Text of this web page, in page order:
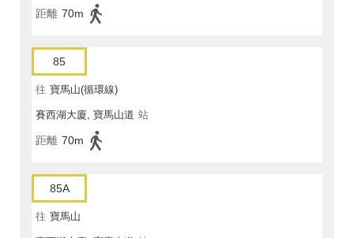
距離 70m
85
往 寶馬山(循環線)
賽西湖大廈, 寶馬山道 站
距離 70m
85A
往 寶馬山